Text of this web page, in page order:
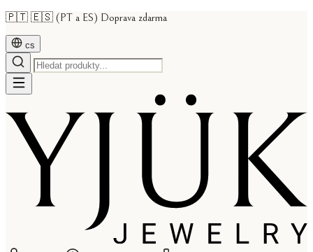
🇵🇹 🇪🇸 (PT a ES) Doprava zdarma
cs